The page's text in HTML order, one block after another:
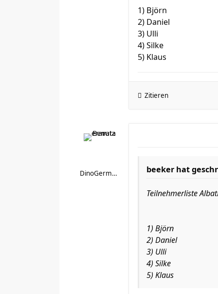
1) Björn
2) Daniel
3) Ulli
4) Silke
5) Klaus
Zitieren
DinoGermania beeker hat
Teilnehmerliste
1) Björn
2) Daniel
3) Ulli
4) Silke
5) Klaus